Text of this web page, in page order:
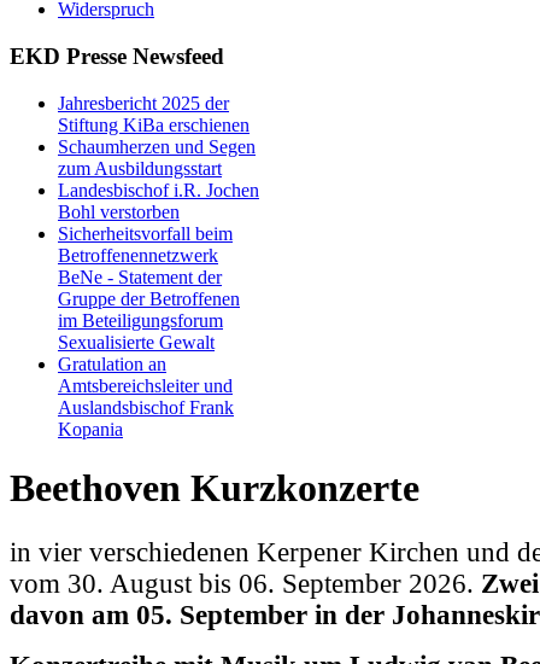
Widerspruch
EKD Presse Newsfeed
Jahresbericht 2025 der
Stiftung KiBa erschienen
Schaumherzen und Segen
zum Ausbildungsstart
Landesbischof i.R. Jochen
Bohl verstorben
Sicherheitsvorfall beim
Betroffenennetzwerk
BeNe - Statement der
Gruppe der Betroffenen
im Beteiligungsforum
Sexualisierte Gewalt
Gratulation an
Amtsbereichsleiter und
Auslandsbischof Frank
Kopania
Beethoven Kurzkonzerte
in vier verschiedenen Kerpener Kirchen und
vom 30. August bis 06. September 2026.
davon am 05. September in der